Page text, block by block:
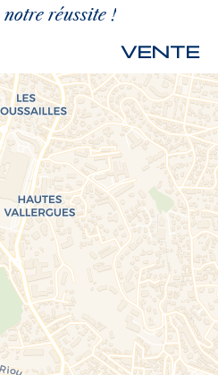
réussite !
VENTE